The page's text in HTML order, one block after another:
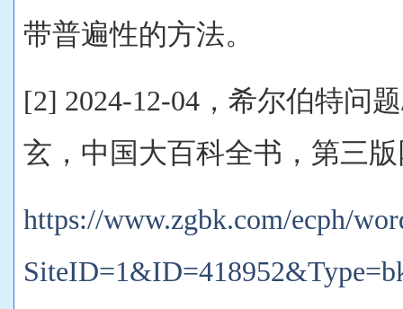
带普遍性的方法。
[2] 2024-12-04，希尔伯特问
玄，中国大百科全书，第三
https://www.zgbk.com/ecph/